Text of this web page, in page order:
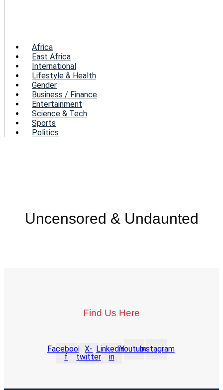
Menu
Africa
East Africa
International
Lifestyle & Health
Gender
Business / Finance
Entertainment
Science & Tech
Sports
Politics
Uncensored & Undaunted
Find Us Here
Facebook-
f
X-
twitter
Linkedin-
in
YoutubeInstagram